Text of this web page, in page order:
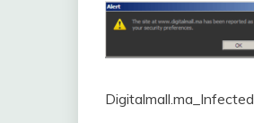
Digitalmall.ma_Infected